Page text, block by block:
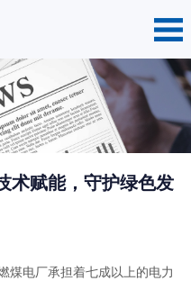
术赋能，守护绿色发
电厂承担着七成以上的电力